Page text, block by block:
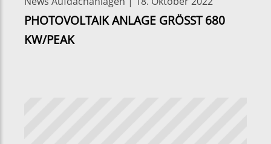
PHOTOVOLTAIK ANLAGE GRÖSST 680
KW/PEAK